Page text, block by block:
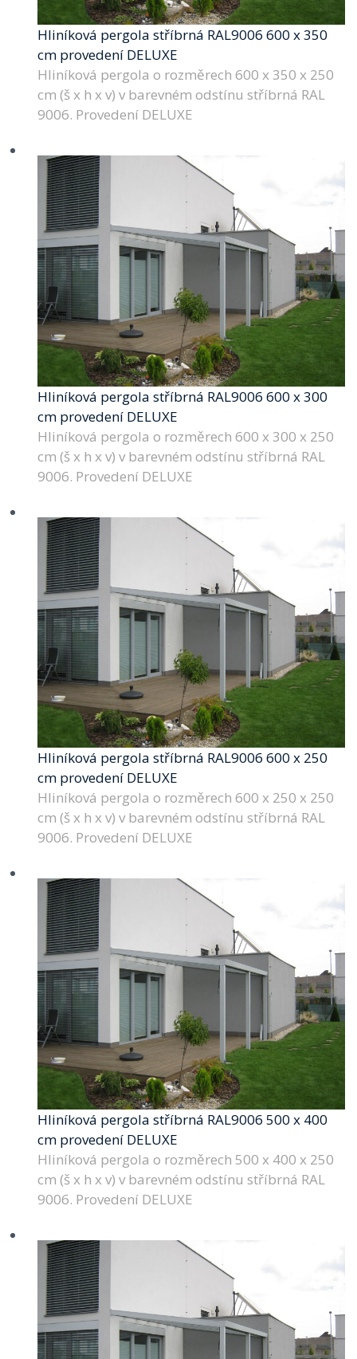
Hliníková pergola stříbrná RAL9006 600 x 350
cm provedení DELUXE
Hliníková pergola o rozměrech 600 x 350 x 250
cm (š x h x v) v barevném odstínu stříbrná RAL
9006. Provedení DELUXE
Hliníková pergola stříbrná RAL9006 600 x 300
cm provedení DELUXE
Hliníková pergola o rozměrech 600 x 300 x 250
cm (š x h x v) v barevném odstínu stříbrná RAL
9006. Provedení DELUXE
Hliníková pergola stříbrná RAL9006 600 x 250
cm provedení DELUXE
Hliníková pergola o rozměrech 600 x 250 x 250
cm (š x h x v) v barevném odstínu stříbrná RAL
9006. Provedení DELUXE
Hliníková pergola stříbrná RAL9006 500 x 400
cm provedení DELUXE
Hliníková pergola o rozměrech 500 x 400 x 250
cm (š x h x v) v barevném odstínu stříbrná RAL
9006. Provedení DELUXE